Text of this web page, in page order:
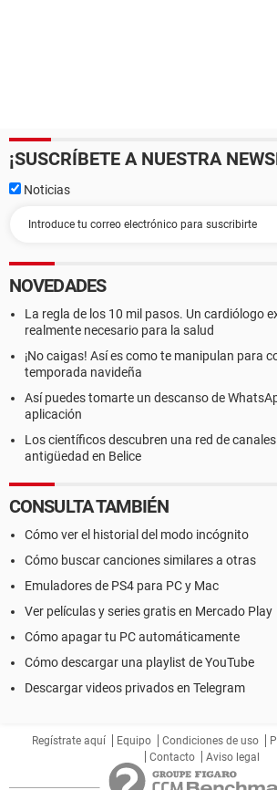
¡SUSCRÍBETE A NUESTRA
Noticias
NOVEDADES
La regla de los 10 mil pasos. Un cardiólogo
realmente necesario para la salud
¡No caigas! Así es como te manipulan para
temporada navideña
Así puedes tomarte un descanso de
aplicación
Los científicos descubren una red de
antigüedad en Belice
CONSULTA TAMBIÉN
Cómo ver el historial del modo incógnito
Cómo buscar canciones similares a otras
Emuladores de PS4 para PC y Mac
Ver películas y series gratis en Mercado Play
Cómo apagar tu PC automáticamente
Cómo descargar una playlist de YouTube
Descargar videos privados en Telegram
Regístrate aquí Equipo Condiciones de uso
Contacto
Aviso legal